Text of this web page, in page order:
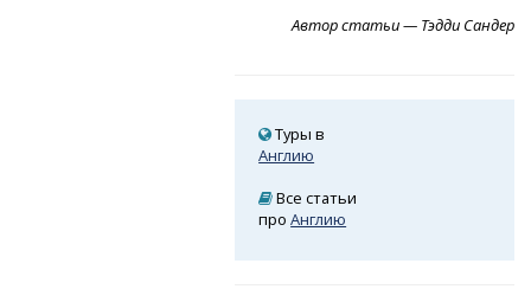
Автор статьи — Тэдди Сандер
Туры в
Англию
Все статьи
проАнглию